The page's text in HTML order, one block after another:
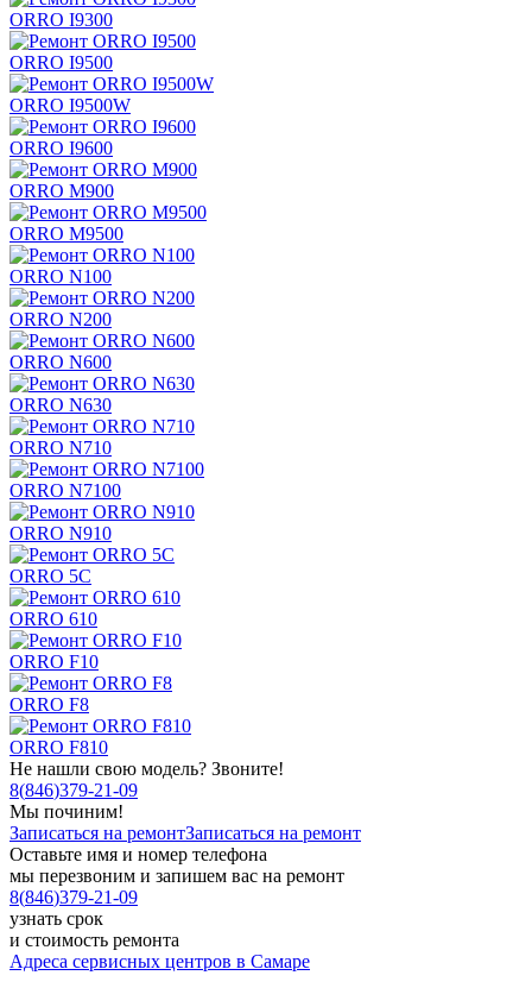
ORRO I9300
ORRO I9500
ORRO I9500W
ORRO I9600
ORRO M900
ORRO M9500
ORRO N100
ORRO N200
ORRO N600
ORRO N630
ORRO N710
ORRO N7100
ORRO N910
ORRO 5C
ORRO 610
ORRO F10
ORRO F8
ORRO F810
Не нашли свою модель? Звоните!
8(846)379-21-09
Мы починим!
Записаться на ремонтЗаписаться на ремонт
Оставьте имя и номер телефона
мы перезвоним и запишем вас на ремонт
8(846)379-21-09
узнать срок
и стоимость ремонта
Адреса сервисных центров в Самаре